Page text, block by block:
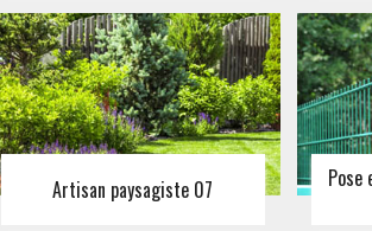
Artisan paysagiste 07